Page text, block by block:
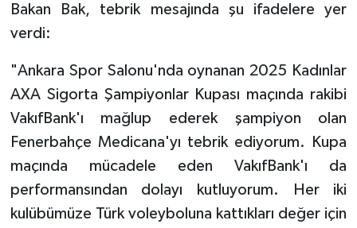
Bakan Bak, tebrik mesajında şu ifadelere yer
verdi:
"Ankara Spor Salonu'nda oynanan 2025 Kadınlar
AXA Sigorta Şampiyonlar Kupası maçında rakibi
VakıfBank'ı mağlup ederek şampiyon olan
Fenerbahçe Medicana'yı tebrik ediyorum. Kupa
maçında mücadele eden VakıfBank'ı da
performansından dolayı kutluyorum. Her iki
kulübümüze Türk voleyboluna kattıkları değer için